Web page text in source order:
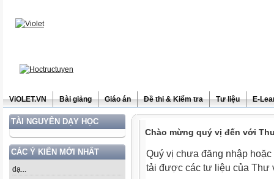
ViOLET.VN Bài giảng Giáo án Đề thi & Kiểm tra Tư liệu E-
TÀI NGUYÊN DẠY HỌC
CÁC Ý KIẾN MỚI NHẤT
dạ...
Chào mừng quý vị đến với
Quý vị chưa đăng nhập
tải được các tư liệu của Thư